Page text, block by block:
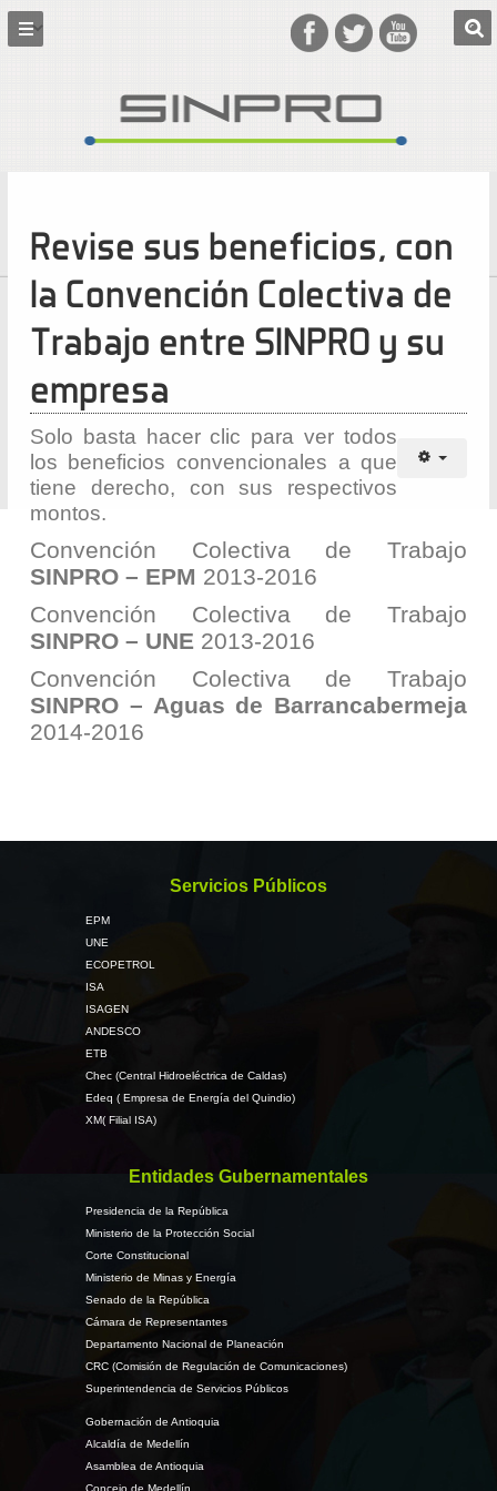
Revise sus beneficios, con
la Convención Colectiva de
Trabajo entre SINPRO y su
empresa
Solo basta hacer clic para ver todos
los beneficios convencionales a que
tiene derecho, con sus respectivos
montos.
Convención Colectiva de Trabajo
SINPRO – EPM 2013-2016
Convención Colectiva de Trabajo
SINPRO – UNE2013-2016
Convención Colectiva de Trabajo
SINPRO – Aguas de Barrancabermeja
2014-2016
Servicios Públicos
EPM
UNE
ECOPETROL
ISA
ISAGEN
ANDESCO
ETB
Chec (Central Hidroeléctrica de Caldas)
Edeq ( Empresa de Energía del Quindio)
XM( Filial ISA)
Entidades Gubernamentales
Presidencia de la República
Ministerio de la Protección Social
Corte Constitucional
Ministerio de Minas y Energía
Senado de la República
Cámara de Representantes
Departamento Nacional de Planeación
CRC (Comisión de Regulación de Comunicaciones)
Superintendencia de Servicios Públicos
Gobernación de Antioquia
Alcaldía de Medellín
Asamblea de Antioquia
Concejo de Medellín